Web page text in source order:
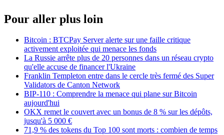
Pour aller plus loin
Bitcoin : BTCPay Server alerte sur une faille critique
activement exploitée qui menace les fonds
La Russie arrête plus de 20 personnes dans un réseau crypto
qu'elle accuse de financer l'Ukraine
Franklin Templeton entre dans le cercle très fermé des Super
Validators de Canton Network
BIP-110 : Comprendre la menace qui plane sur Bitcoin
aujourd'hui
OKX remet le couvert avec un bonus de 8 % sur les dépôts,
jusqu'à 5 000 €
71,9 % des tokens du Top 100 sont morts : combien de temps